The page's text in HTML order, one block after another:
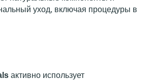
уход, включая процедуры в
активно использует